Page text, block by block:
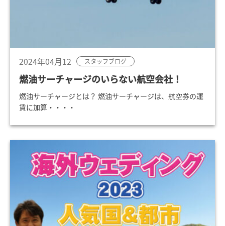
2024年04月12 スタッフブログ
燃油サーチャージのいらない航空会社！
燃油サーチャージとは？ 燃油サーチャージは、航空券の運
賃に加算・・・・